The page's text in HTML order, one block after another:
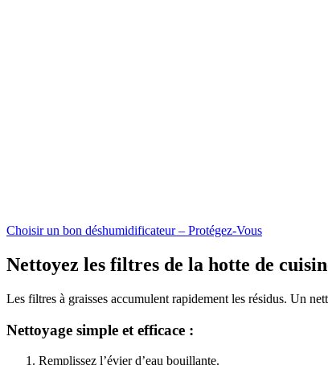
Choisir un bon déshumidificateur – Protégez-Vous
Nettoyez les filtres de la hotte de
Les filtres à graisses accumulent rapidement les résidus. Un
Nettoyage simple et efficace :
Remplissez l’évier d’eau bouillante.